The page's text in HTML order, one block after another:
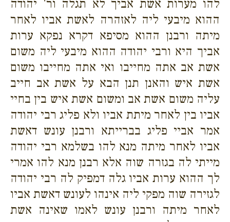
להו מערות אשת אביך לא תגלה ור' יהודה
ההוא מיבעי ליה לאזהרה לאשת אביו לאחר
מיתה ורבנן ההוא מסיפא דקרא נפקא ערות
אביך היא ורבי יהודה ההוא מיבעי ליה משום
אשת אב אתה מחייבו ואי אתה מחייבו משום
אשת איש והאנן תנן הבא על אשת אב חייב
עליה משום אשת אב ומשום אשת איש בין בחיי
אביו בין לאחר מיתת אביו ולא פליג רבי יהודה
אמר אביי פליג בברייתא ורבנן עונש דאשת
אביו לאחר מיתה מנא להו בשלמא רבי יהודה
מייתי לה בגזרה שוה אלא רבנן מנא להו אמרי
לך ההוא ערות אביו גלה דמפיק לה רבי יהודה
לגזירה שוה מפקי ליה אינהו לעונש דאשת אביו
לאחר מיתה ורבנן עונש לאמו שאינה אשת